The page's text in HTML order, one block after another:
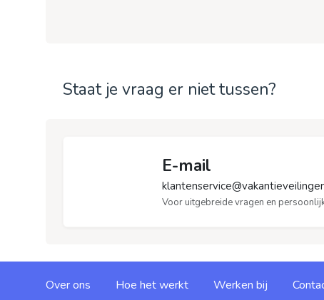
Staat je vraag er niet tussen?
E-mail
Voor uitgebreide vragen en
Over ons Hoe het werkt Werken bij